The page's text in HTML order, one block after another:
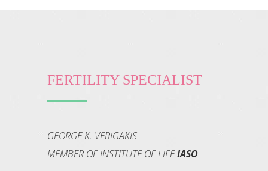
FERTILITY SPECIALIST
GEORGE K. VERIGAKIS
MEMBER OF INSTITUTE OF LIFEIASO